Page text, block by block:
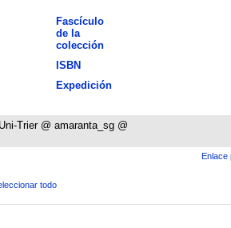
Fascículo
de la
colección
ISBN
Expedición
Uni-Trier @ amaranta_sg @
Enlace
todo